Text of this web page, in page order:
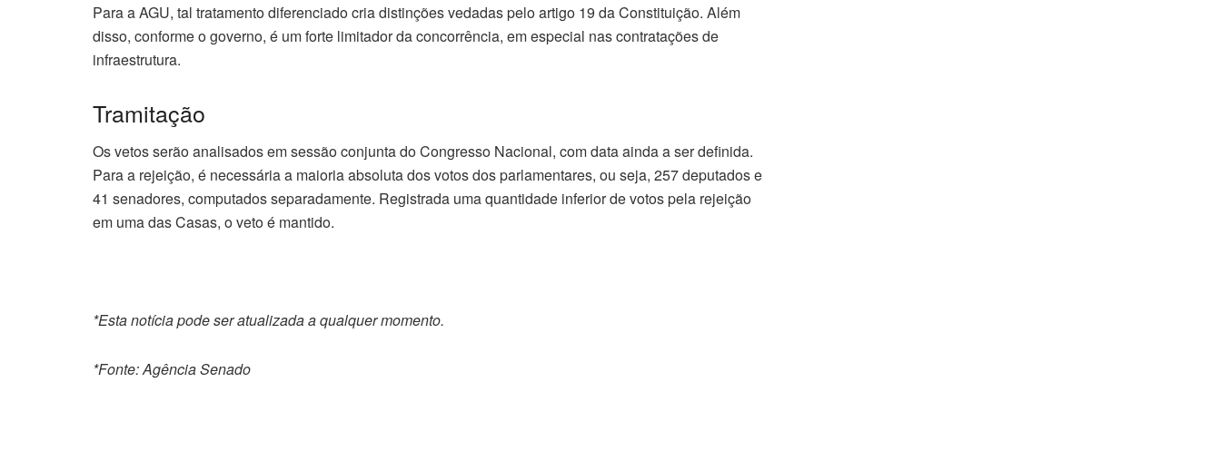
Para a AGU, tal tratamento diferenciado cria distinções vedadas pelo artigo 19 da Constituição. Além
disso, conforme o governo, é um forte limitador da concorrência, em especial nas contratações de
infraestrutura.
Tramitação
Os vetos serão analisados em sessão conjunta do Congresso Nacional, com data ainda a ser definida.
Para a rejeição, é necessária a maioria absoluta dos votos dos parlamentares, ou seja, 257 deputados e
41 senadores, computados separadamente. Registrada uma quantidade inferior de votos pela rejeição
em uma das Casas, o veto é mantido.
*Esta notícia pode ser atualizada a qualquer momento.
*Fonte: Agência Senado